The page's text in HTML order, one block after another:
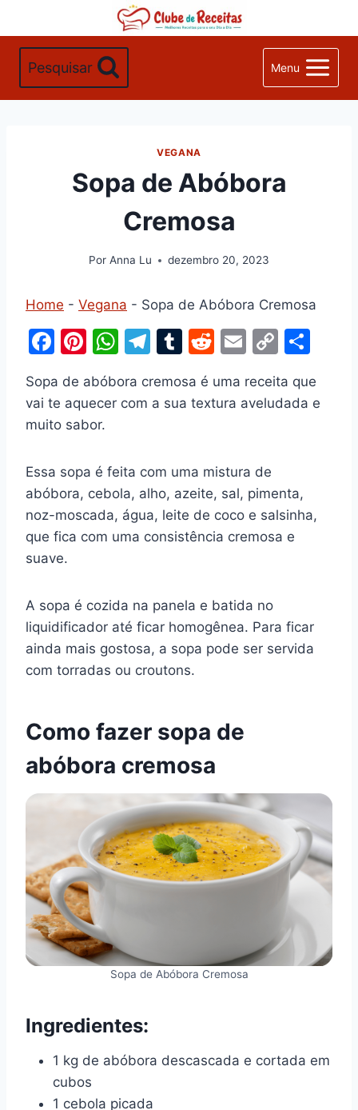
Conteúdo
Pesquisar Menu
VEGANA
Sopa de Abóbora
Cremosa
Por Anna Lu dezembro 20, 2023
Home - Vegana - Sopa de Abóbora Cremosa
F
c
e
o
o
k
Pi
nt
er
e
W
at
s
p
p
T
e
gr
m
T
m
bl
R
d
di
E
ai
l
C
p
y
k
ar
e
Sopa de abóbora cremosa é uma receita que
vai te aquecer com a sua textura aveludada e
muito sabor.
Essa sopa é feita com uma mistura de
abóbora, cebola, alho, azeite, sal, pimenta,
noz-moscada, água, leite de coco e salsinha,
que fica com uma consistência cremosa e
suave.
A sopa é cozida na panela e batida no
liquidificador até ficar homogênea. Para ficar
ainda mais gostosa, a sopa pode ser servida
com torradas ou croutons.
Como fazer sopa de
abóbora cremosa
Sopa de Abóbora Cremosa
Ingredientes:
1 kg de abóbora descascada e cortada em
cubos
1 cebola picada